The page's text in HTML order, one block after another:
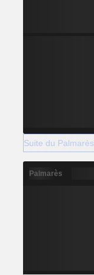
Suite du Palmarès
Palmarès